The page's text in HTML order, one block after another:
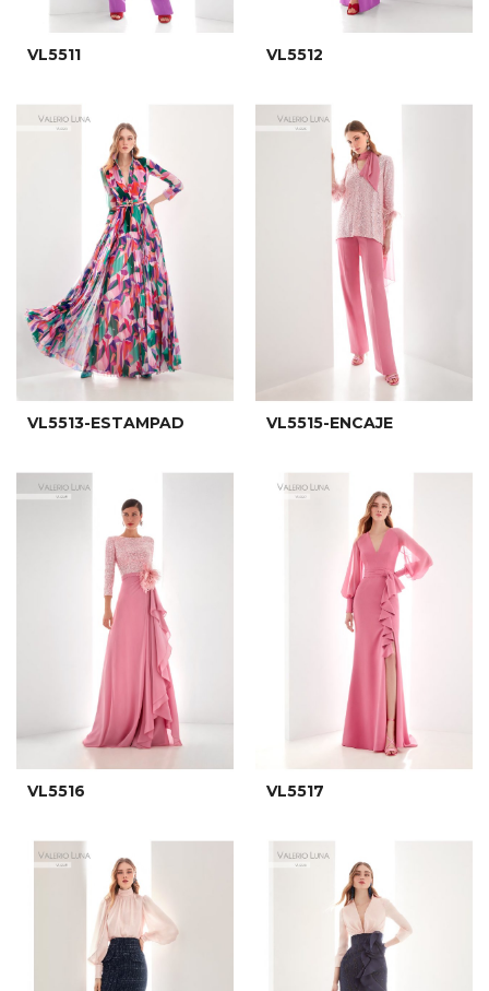
VL5511 VL5512
VL5513-ESTAMPAD VL5515-ENCAJE
VL5516 VL5517